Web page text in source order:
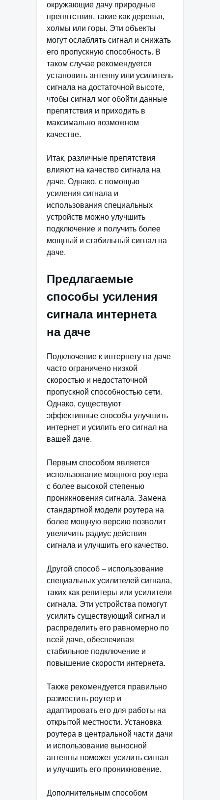
окружающие дачу природные
препятствия, такие как деревья,
холмы или горы. Эти объекты
могут ослаблять сигнал и снижать
его пропускную способность. В
таком случае рекомендуется
установить антенну или усилитель
сигнала на достаточной высоте,
чтобы сигнал мог обойти данные
препятствия и приходить в
максимально возможном
качестве.
Итак, различные препятствия
влияют на качество сигнала на
даче. Однако, с помощью
усиления сигнала и
использования специальных
устройств можно улучшить
подключение и получить более
мощный и стабильный сигнал на
даче.
Предлагаемые
способы усиления
сигнала интернета
на даче
Подключение к интернету на даче
часто ограничено низкой
скоростью и недостаточной
пропускной способностью сети.
Однако, существуют
эффективные способы улучшить
интернет и усилить его сигнал на
вашей даче.
Первым способом является
использование мощного роутера
с более высокой степенью
проникновения сигнала. Замена
стандартной модели роутера на
более мощную версию позволит
увеличить радиус действия
сигнала и улучшить его качество.
Другой способ – использование
специальных усилителей сигнала,
таких как репитеры или усилители
сигнала. Эти устройства помогут
усилить существующий сигнал и
распределить его равномерно по
всей даче, обеспечивая
стабильное подключение и
повышение скорости интернета.
Также рекомендуется правильно
разместить роутер и
адаптировать его для работы на
открытой местности. Установка
роутера в центральной части дачи
и использование выносной
антенны поможет усилить сигнал
и улучшить его проникновение.
Дополнительным способом